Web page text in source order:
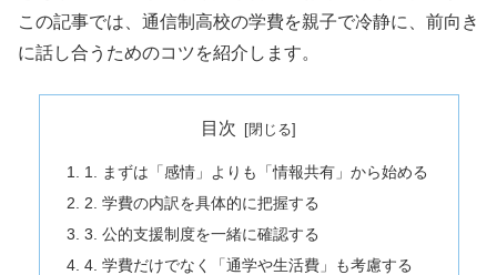
この記事では、通信制高校の学費を親子で冷静に、前向き
に話し合うためのコツを紹介します。
目次
1. まずは「感情」よりも「情報共有」から始める
2. 学費の内訳を具体的に把握する
3. 公的支援制度を一緒に確認する
4. 学費だけでなく「通学や生活費」も考慮する